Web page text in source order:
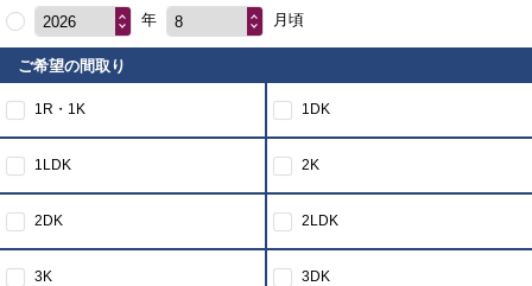
2026
年 8 月頃
ご希望の間取り
1R・1K 1DK
1LDK 2K
2DK 2LDK
3K 3DK